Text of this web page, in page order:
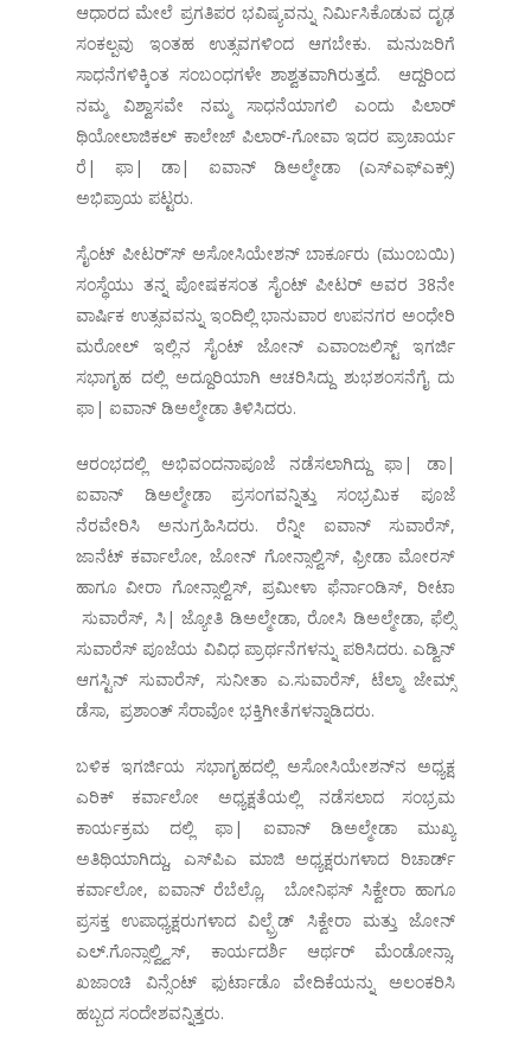
ಆಧಾರದ ಮೇಲೆ ಪ್ರಗತಿಪರ ಭವಿಷ್ಯವನ್ನು ನಿರ್ಮಿಸಿಕೊಡುವ ದೃಢ
ಸಂಕಲ್ಪವು ಇಂತಹ ಉತ್ಸವಗಳಿಂದ ಆಗಬೇಕು. ಮನುಜರಿಗೆ
ಸಾಧನೆಗಳಿಕ್ಕಿಂತ ಸಂಬಂಧಗಳೇ ಶಾಶ್ವತವಾಗಿರುತ್ತದೆ. ಆದ್ದರಿಂದ
ನಮ್ಮ ವಿಶ್ವಾಸವೇ ನಮ್ಮ ಸಾಧನೆಯಾಗಲಿ ಎಂದು ಪಿಲಾರ್
ಥಿಯೋಲಾಜಿಕಲ್ ಕಾಲೇಜ್ ಪಿಲಾರ್-ಗೋವಾ ಇದರ ಪ್ರಾಚಾರ್ಯ
ರೆ| ಫಾ| ಡಾ| ಐವಾನ್ ಡಿಅಲ್ಮೇಡಾ (ಎಸ್‌ಎಫ್‌ಎಕ್ಸ್)
ಅಭಿಪ್ರಾಯ ಪಟ್ಟರು.
ಸೈಂಟ್ ಪೀಟರ್’ಸ್ ಅಸೋಸಿಯೇಶನ್ ಬಾರ್ಕೂರು (ಮುಂಬಯಿ)
ಸಂಸ್ಥೆಯು ತನ್ನ ಪೋಷಕಸಂತ ಸೈಂಟ್ ಪೀಟರ್ ಅವರ 38ನೇ
ವಾರ್ಷಿಕ ಉತ್ಸವವನ್ನು ಇಂದಿಲ್ಲಿ ಭಾನುವಾರ ಉಪನಗರ ಅಂಧೇರಿ
ಮರೋಲ್ ಇಲ್ಲಿನ ಸೈಂಟ್ ಜೋನ್ ಎವಾಂಜಲಿಸ್ಟ್ ಇಗರ್ಜಿ
ಸಭಾಗೃಹ ದಲ್ಲಿ ಅದ್ದೂರಿಯಾಗಿ ಆಚರಿಸಿದ್ದು ಶುಭಶಂಸನೆಗೈ ದು
ಫಾ| ಐವಾನ್ ಡಿಅಲ್ಮೇಡಾ ತಿಳಿಸಿದರು.
ಆರಂಭದಲ್ಲಿ ಅಭಿವಂದನಾಪೂಜೆ ನಡೆಸಲಾಗಿದ್ದು ಫಾ| ಡಾ|
ಐವಾನ್ ಡಿಅಲ್ಮೇಡಾ ಪ್ರಸಂಗವನ್ನಿತ್ತು ಸಂಭ್ರಮಿಕ ಪೂಜೆ
ನೆರವೇರಿಸಿ ಅನುಗ್ರಹಿಸಿದರು. ರೆನ್ನೀ ಐವಾನ್ ಸುವಾರೆಸ್,
ಜಾನೆಟ್ ಕರ್ವಾಲೋ, ಜೋನ್ ಗೋನ್ಸಾಲ್ವಿಸ್, ಫ್ರೀಡಾ ಮೋರಸ್
ಹಾಗೂ ವೀರಾ ಗೋನ್ಸಾಲ್ವಿಸ್, ಪ್ರಮೀಳಾ ಫೆರ್ನಾಂಡಿಸ್, ರೀಟಾ
ಸುವಾರೆಸ್, ಸಿ| ಜ್ಯೋತಿ ಡಿಅಲ್ಮೇಡಾ, ರೋಸಿ ಡಿಅಲ್ಮೇಡಾ, ಫೆಲ್ಸಿ
ಸುವಾರೆಸ್ ಪೂಜೆಯ ವಿವಿಧ ಪ್ರಾರ್ಥನೆಗಳನ್ನು ಪಠಿಸಿದರು. ಎಡ್ವಿನ್
ಆಗಸ್ಟಿನ್ ಸುವಾರೆಸ್, ಸುನೀತಾ ಎ.ಸುವಾರೆಸ್, ಟೆಲ್ಮಾ ಜೇಮ್ಸ್
ಡೆಸಾ, ಪ್ರಶಾಂತ್ ಸೆರಾವೋ ಭಕ್ತಿಗೀತೆಗಳನ್ನಾಡಿದರು.
ಬಳಿಕ ಇಗರ್ಜಿಯ ಸಭಾಗೃಹದಲ್ಲಿ ಅಸೋಸಿಯೇಶನ್‌ನ ಅಧ್ಯಕ್ಷ
ಎರಿಕ್ ಕರ್ವಾಲೋ ಅಧ್ಯಕ್ಷತೆಯಲ್ಲಿ ನಡೆಸಲಾದ ಸಂಭ್ರಮ
ಕಾರ್ಯಕ್ರಮ ದಲ್ಲಿ ಫಾ| ಐವಾನ್ ಡಿಅಲ್ಮೇಡಾ ಮುಖ್ಯ
ಅತಿಥಿಯಾಗಿದ್ದು, ಎಸ್‌ಪಿಎ ಮಾಜಿ ಅಧ್ಯಕ್ಷರುಗಳಾದ ರಿಚಾರ್ಡ್
ಕರ್ವಾಲೋ, ಐವಾನ್ ರೆಬೆಲ್ಲೊ, ಬೋನಿಫಸ್ ಸಿಕ್ವೇರಾ ಹಾಗೂ
ಪ್ರಸಕ್ತ ಉಪಾಧ್ಯಕ್ಷರುಗಳಾದ ವಿಲ್ಫ್ರೆಡ್ ಸಿಕ್ವೇರಾ ಮತ್ತು ಜೋನ್
ಎಲ್.ಗೊನ್ಸಾಲ್ವ್ವಿಸ್, ಕಾರ್ಯದರ್ಶಿ ಆರ್ಥರ್ ಮೆಂಡೋನ್ಸಾ,
ಖಜಾಂಚಿ ವಿನ್ಸೆಂಟ್ ಫುರ್ಟಾಡೊ ವೇದಿಕೆಯನ್ನು ಅಲಂಕರಿಸಿ
ಹಬ್ಬದ ಸಂದೇಶವನ್ನಿತ್ತರು.